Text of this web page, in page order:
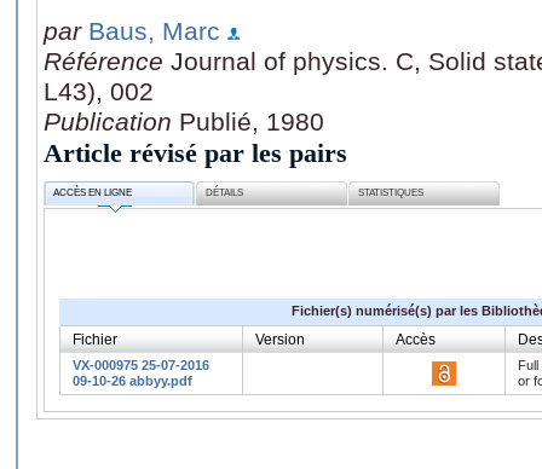
par Baus, Marc
Référence Journal of physics. C, Solid
L43), 002
Publication Publié, 1980
Article révisé par les pairs
ACCÈS EN LIGNE DÉTAILS STATISTIQUES
Fichier(s) numérisé(s) par les
Fichier Version Accès
VX-000975 25-07-2016
09-10-26 abbyy.pdf
or